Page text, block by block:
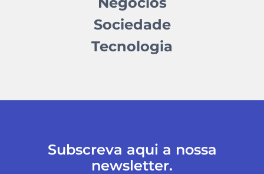
Sociedade
Tecnologia
Subscreva aqui a nossa
newsletter.